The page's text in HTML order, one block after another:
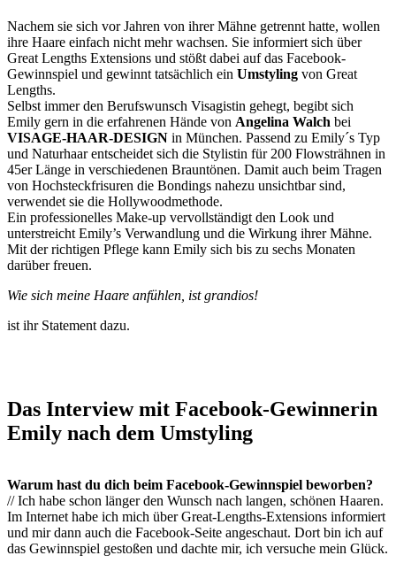
Nachem sie sich vor Jahren von ihrer Mähne getrennt hatte, wollen
ihre Haare einfach nicht mehr wachsen. Sie informiert sich über
Great Lengths Extensions und stößt dabei auf das Facebook-
Gewinnspiel und gewinnt tatsächlich ein Umstyling von Great
Lengths.
Selbst immer den Berufswunsch Visagistin gehegt, begibt sich
Emily gern in die erfahrenen Hände von Angelina Walch bei
VISAGE-HAAR-DESIGN in München. Passend zu Emily´s Typ
und Naturhaar entscheidet sich die Stylistin für 200 Flowsträhnen in
45er Länge in verschiedenen Brauntönen. Damit auch beim Tragen
von Hochsteckfrisuren die Bondings nahezu unsichtbar sind,
verwendet sie die Hollywoodmethode.
Ein professionelles Make-up vervollständigt den Look und
unterstreicht Emily’s Verwandlung und die Wirkung ihrer Mähne.
Mit der richtigen Pflege kann Emily sich bis zu sechs Monaten
darüber freuen.
Wie sich meine Haare anfühlen, ist grandios!
ist ihr Statement dazu.
Das Interview mit Facebook-Gewinnerin
Emily nach dem Umstyling
Warum hast du dich beim Facebook-Gewinnspiel beworben?
// Ich habe schon länger den Wunsch nach langen, schönen Haaren.
Im Internet habe ich mich über Great-Lengths-Extensions informiert
und mir dann auch die Facebook-Seite angeschaut. Dort bin ich auf
das Gewinnspiel gestoßen und dachte mir, ich versuche mein Glück.